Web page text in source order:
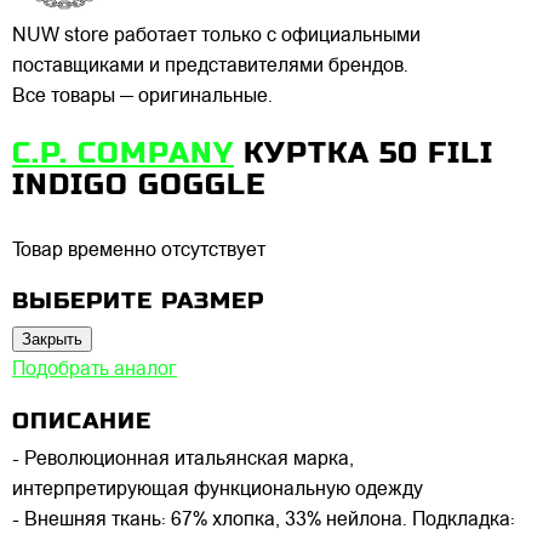
NUW store работает только с официальными
поставщиками и представителями брендов.
Все товары — оригинальные.
C.P. COMPANY КУРТКА 50 FILI
INDIGO GOGGLE
Товар временно отсутствует
ВЫБЕРИТЕ РАЗМЕР
Закрыть
Подобрать аналог
ОПИСАНИЕ
- Революционная итальянская марка,
интерпретирующая функциональную одежду
- Внешняя ткань: 67% хлопка, 33% нейлона. Подкладка: